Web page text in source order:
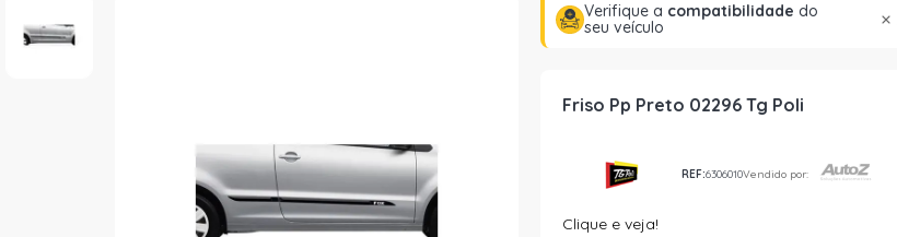
Verifique a compatibilidade do
seu veículo
Friso Pp Preto 02296 Tg Poli
REF:6306010Vendido por:
Clique e veja!